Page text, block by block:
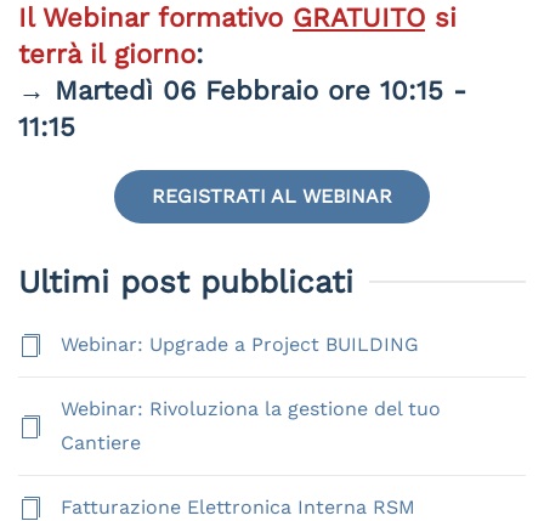
Il Webinar formativo GRATUITO si
terrà il giorno:
→ Martedì 06 Febbraio ore 10:15 -
11:15
REGISTRATI AL WEBINAR
Ultimi post pubblicati
Webinar: Upgrade a Project BUILDING
Webinar: Rivoluziona la gestione del tuo
Cantiere
Fatturazione Elettronica Interna RSM